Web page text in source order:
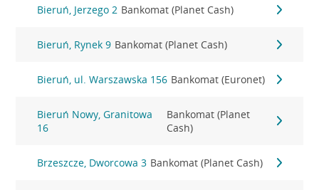
Bieruń, Jerzego 2 Bankomat (Planet Cash)
Bieruń, Rynek 9 Bankomat (Planet Cash)
Bieruń, ul. Warszawska 156 Bankomat (Euronet)
Bieruń Nowy, Granitowa
16
Bankomat (Planet
Cash)
Brzeszcze, Dworcowa 3 Bankomat (Planet Cash)